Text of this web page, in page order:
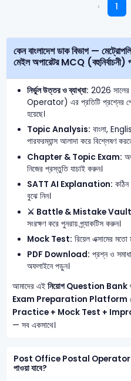
‹ 1
কেন বাংলাদেশ ডাক বিভাগ —
মেইল অপারেটর MCQ (বহুনির্বাচনী)
নির্ভুল উত্তর ও ব্যাখ্যা: 2026
Operator) এর প্রতিটি প্রশ্নের
হয়েছে।
Topic Analysis: বাংলা,
পারফরম্যান্স আলাদা করে বিশ্লেষণ
Chapter & Topic Exam:
নিজের প্রস্তুতি যাচাই করুন।
SATT AI Explanation:
বুঝে নিন।
⚔️ Battle & Mistake
সংরক্ষণ করে পুনরায় প্র্যাকটিস করুন।
Mock Test: রিয়েল এক্সামের
PDF Download: প্রশ্ন ও
অফলাইনে পড়ুন।
আমাদের এই নিয়োগ Question Bank
Exam Preparation Platform
Practice + Mock Test +
— সব একসাথে।
Post Office Postal Operator
পাওয়া যাবে?